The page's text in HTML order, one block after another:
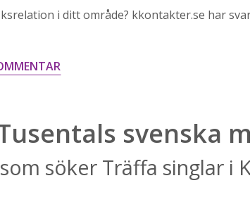
i ditt område? kkontakter.se har
svenska
som söker Träffa singlar i